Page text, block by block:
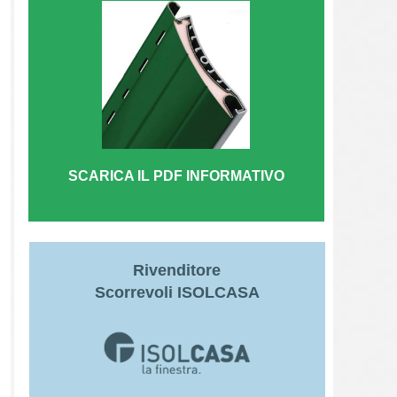
SCARICA IL PDF INFORMATIVO
Rivenditore
Scorrevoli ISOLCASA